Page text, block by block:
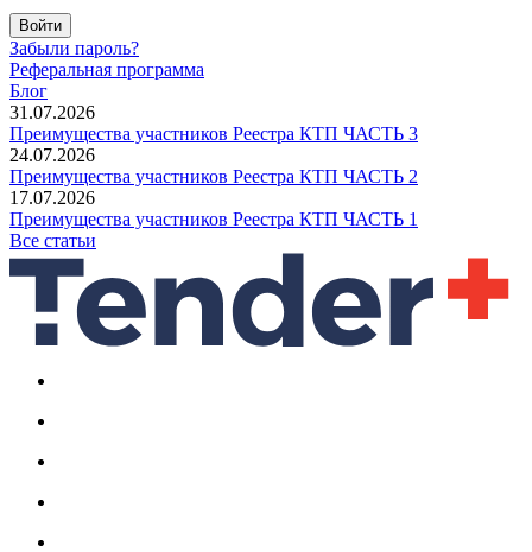
Войти
Забыли пароль?
Реферальная программа
Блог
31.07.2026
Преимущества участников Реестра КТП ЧАСТЬ 3
24.07.2026
Преимущества участников Реестра КТП ЧАСТЬ 2
17.07.2026
Преимущества участников Реестра КТП ЧАСТЬ 1
Все статьи